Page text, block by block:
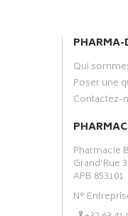
PHARMA-
Qui
Poser une
Contactez-
Pharmacie
Grand’Rue
APB 853101
N°